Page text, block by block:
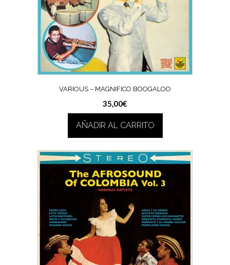
VARIOUS – MAGNIFICO BOOGALOO
35,00€
AÑADIR AL CARRITO